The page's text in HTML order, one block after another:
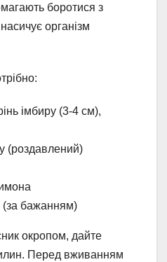
боротися з
організм
імбиру (3-4 см),
(роздавлений)
(за бажанням)
окропом, дайте
Перед вживанням